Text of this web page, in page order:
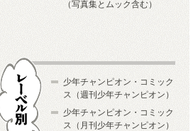
（写真集とムック含む）
少年チャンピオン・コミック
ス（週刊少年チャンピオン）
少年チャンピオン・コミック
ス（月刊少年チャンピオン）